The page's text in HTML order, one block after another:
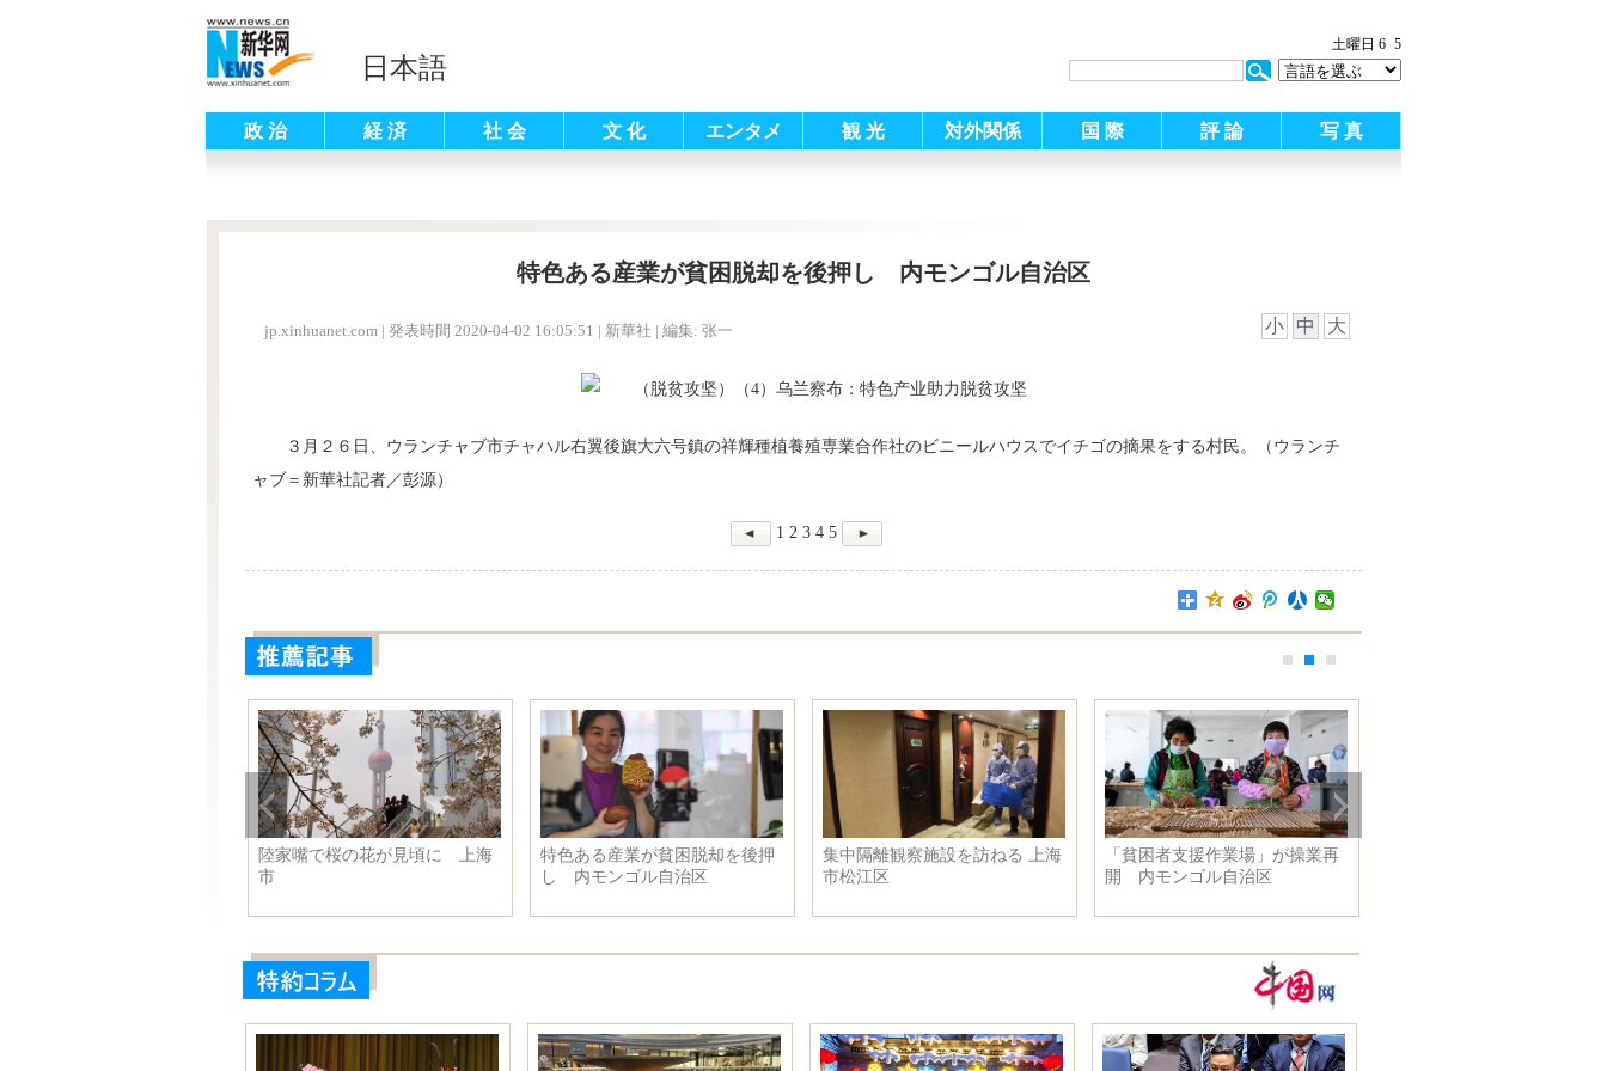
日本語
土曜日 6 5
政 治 経 済 社 会 文 化 エンタメ 観 光 対外関係 国 際 評 論 写 真
特色ある産業が貧困脱却を後押し 内モンゴル自治区
jp.xinhuanet.com | 発表時間 2020-04-02 16:05:51 | 新華社 | 編集: 张一 小 中 大
３月２６日、ウランチャブ市チャハル右翼後旗大六号鎮の祥輝種植養殖専業合作社のビニールハウスでイチゴの摘果をする村民。（ウランチ
ャブ＝新華社記者／彭源）
1 2 3 4 5
陸家嘴で桜の花が見頃に 上海
市
特色ある産業が貧困脱却を後押
し 内モンゴル自治区
集中隔離観察施設を訪ねる 上海
市松江区
「貧困者支援作業場」が操業再
開 内モンゴル自治区